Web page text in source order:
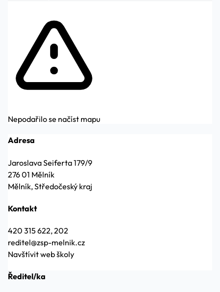
Nepodařilo se načíst mapu
Adresa
Jaroslava Seiferta 179/9
276 01 Mělník
Mělník, Středočeský kraj
Kontakt
420 315 622, 202
reditel@zsp-melnik.cz
Navštívit web školy
Ředitel/ka